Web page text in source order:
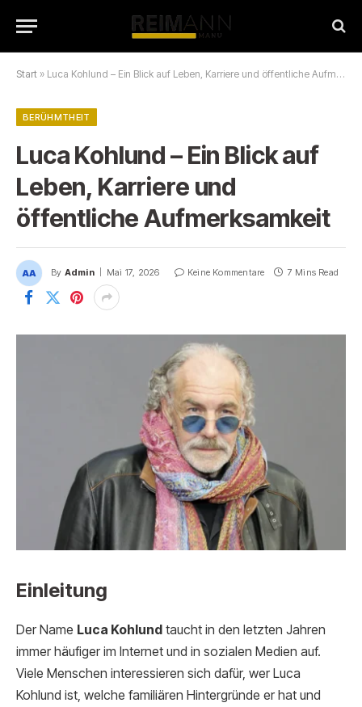
Start » Luca Kohlund – Ein Blick auf Leben, Karriere und öffentliche Aufmerksamkeit
BERÜHMTHEIT
Luca Kohlund – Ein Blick auf
Leben, Karriere und
öffentliche Aufmerksamkeit
By Admin Mai 17, 2026 Keine Kommentare 7 Mins Read
Einleitung
Der Name Luca Kohlund taucht in den letzten Jahren
immer häufiger im Internet und in sozialen Medien auf.
Viele Menschen interessieren sich dafür, wer Luca
Kohlund ist, welche familiären Hintergründe er hat und